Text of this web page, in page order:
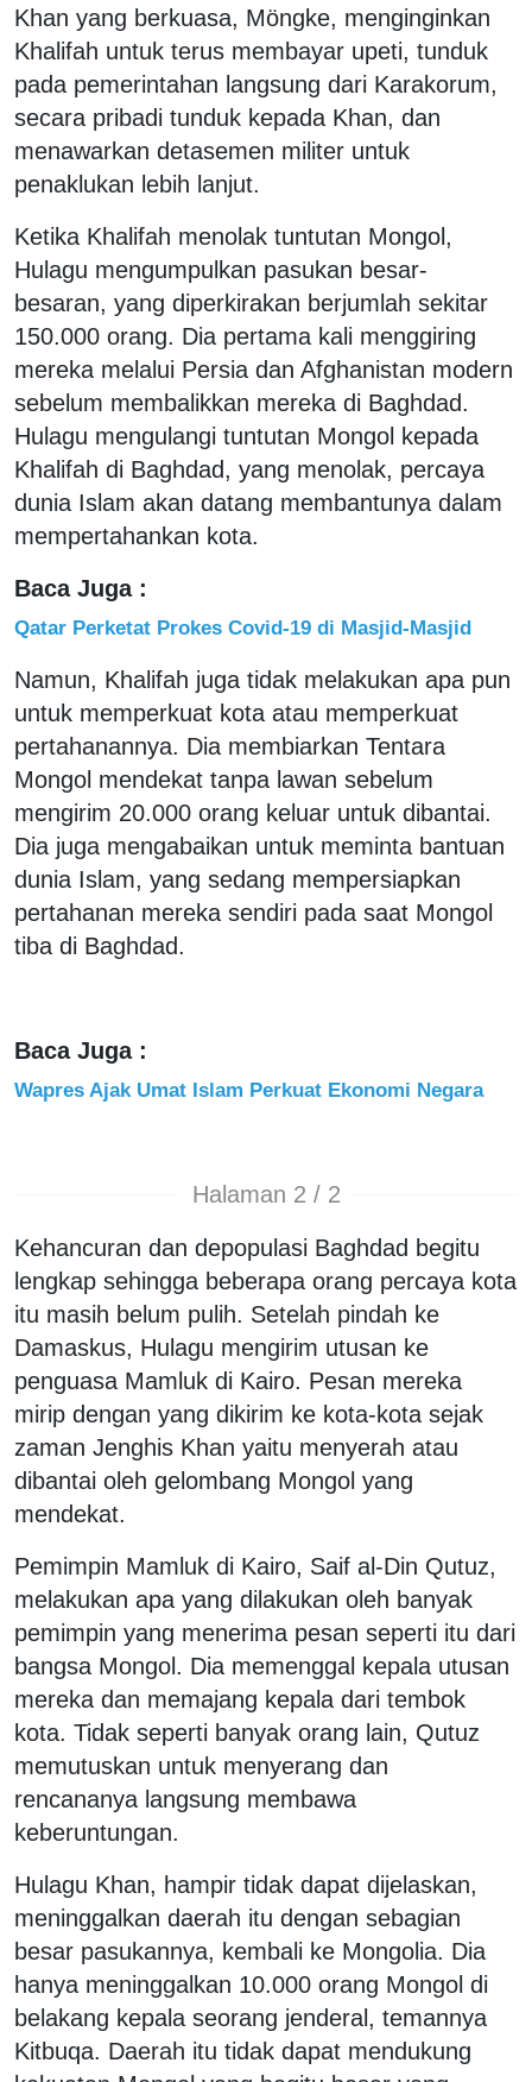
Khan yang berkuasa, Möngke, menginginkan
Khalifah untuk terus membayar upeti, tunduk
pada pemerintahan langsung dari Karakorum,
secara pribadi tunduk kepada Khan, dan
menawarkan detasemen militer untuk
penaklukan lebih lanjut.
Ketika Khalifah menolak tuntutan Mongol,
Hulagu mengumpulkan pasukan besar-
besaran, yang diperkirakan berjumlah sekitar
150.000 orang. Dia pertama kali menggiring
mereka melalui Persia dan Afghanistan modern
sebelum membalikkan mereka di Baghdad.
Hulagu mengulangi tuntutan Mongol kepada
Khalifah di Baghdad, yang menolak, percaya
dunia Islam akan datang membantunya dalam
mempertahankan kota.
Baca Juga :
Qatar Perketat Prokes Covid-19 di Masjid-Masjid
Namun, Khalifah juga tidak melakukan apa pun
untuk memperkuat kota atau memperkuat
pertahanannya. Dia membiarkan Tentara
Mongol mendekat tanpa lawan sebelum
mengirim 20.000 orang keluar untuk dibantai.
Dia juga mengabaikan untuk meminta bantuan
dunia Islam, yang sedang mempersiapkan
pertahanan mereka sendiri pada saat Mongol
tiba di Baghdad.
Baca Juga :
Wapres Ajak Umat Islam Perkuat Ekonomi Negara
Halaman 2 / 2
Kehancuran dan depopulasi Baghdad begitu
lengkap sehingga beberapa orang percaya kota
itu masih belum pulih. Setelah pindah ke
Damaskus, Hulagu mengirim utusan ke
penguasa Mamluk di Kairo. Pesan mereka
mirip dengan yang dikirim ke kota-kota sejak
zaman Jenghis Khan yaitu menyerah atau
dibantai oleh gelombang Mongol yang
mendekat.
Pemimpin Mamluk di Kairo, Saif al-Din Qutuz,
melakukan apa yang dilakukan oleh banyak
pemimpin yang menerima pesan seperti itu dari
bangsa Mongol. Dia memenggal kepala utusan
mereka dan memajang kepala dari tembok
kota. Tidak seperti banyak orang lain, Qutuz
memutuskan untuk menyerang dan
rencananya langsung membawa
keberuntungan.
Hulagu Khan, hampir tidak dapat dijelaskan,
meninggalkan daerah itu dengan sebagian
besar pasukannya, kembali ke Mongolia. Dia
hanya meninggalkan 10.000 orang Mongol di
belakang kepala seorang jenderal, temannya
Kitbuqa. Daerah itu tidak dapat mendukung